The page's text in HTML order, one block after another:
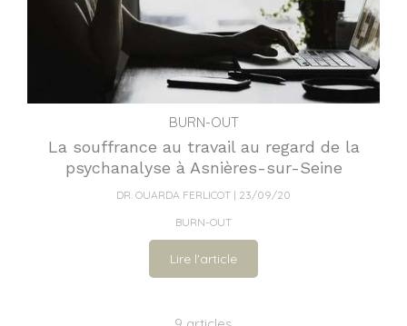
BURN-OUT
La souffrance au travail au regard de la
psychanalyse à Asnières-sur-Seine
DR. OUARDA FERLICOT
23/09/20
BURN-OUT
Lire l'article